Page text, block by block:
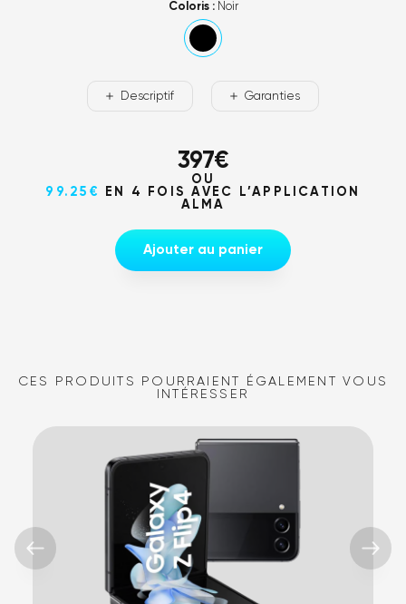
Coloris : Noir
Descriptif Garanties
397€
OU
99.25€
EN 4 FOIS AVEC L’APPLICATION
ALMA
Ajouter au panier
CES PRODUITS POURRAIENT ÉGALEMENT VOUS
INTÉRESSER